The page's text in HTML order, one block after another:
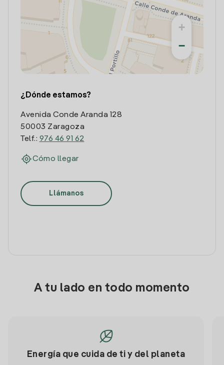
+
−
¿Dónde estamos?
Avenida Conde Aranda 128
50003 Zaragoza
Telf.: 976 46 91 62
Cómo llegar
Llámanos
A tu lado en todo momento
Energía que cuida de ti y del planeta